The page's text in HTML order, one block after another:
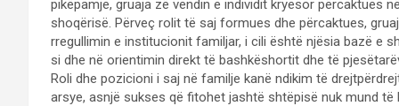
pikëpamje, gruaja zë vendin e individit kryesor përcaktues
shoqërisë. Përveç rolit të saj formues dhe përcaktues,
rregullimin e institucionit familjar, i cili është njësia bazë e
si dhe në orientimin direkt të bashkëshortit dhe të
Roli dhe pozicioni i saj në familje kanë ndikim të
arsye, asnjë sukses që fitohet jashtë shtëpisë nuk mund